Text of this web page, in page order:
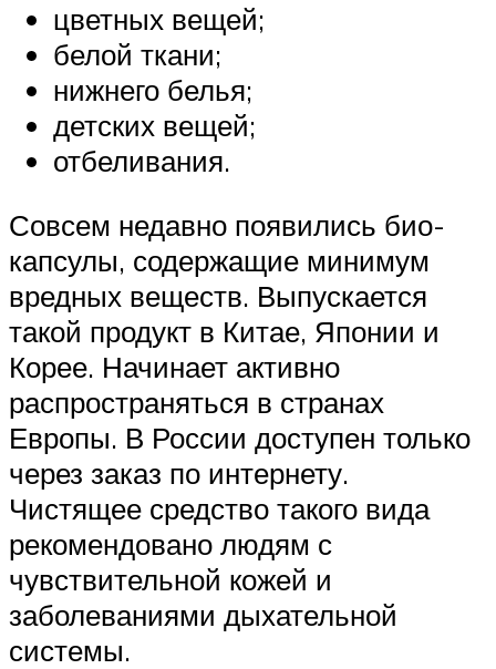
цветных вещей;
белой ткани;
нижнего белья;
детских вещей;
отбеливания.
Совсем недавно появились био-
капсулы, содержащие минимум
вредных веществ. Выпускается
такой продукт в Китае, Японии и
Корее. Начинает активно
распространяться в странах
Европы. В России доступен только
через заказ по интернету.
Чистящее средство такого вида
рекомендовано людям с
чувствительной кожей и
заболеваниями дыхательной
системы.